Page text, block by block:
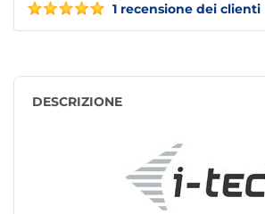
1 recensione dei clienti
DESCRIZIONE